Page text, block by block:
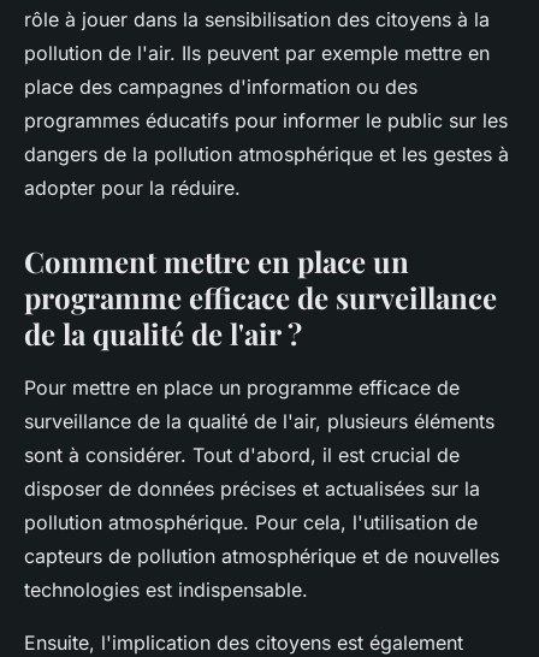
rôle à jouer dans la sensibilisation des citoyens à la
pollution de l'air. Ils peuvent par exemple mettre en
place des campagnes d'information ou des
programmes éducatifs pour informer le public sur les
dangers de la pollution atmosphérique et les gestes à
adopter pour la réduire.
Comment mettre en place un
programme efficace de surveillance
de la qualité de l'air ?
Pour mettre en place un programme efficace de
surveillance de la qualité de l'air, plusieurs éléments
sont à considérer. Tout d'abord, il est crucial de
disposer de données précises et actualisées sur la
pollution atmosphérique. Pour cela, l'utilisation de
capteurs de pollution atmosphérique et de nouvelles
technologies est indispensable.
Ensuite, l'implication des citoyens est également